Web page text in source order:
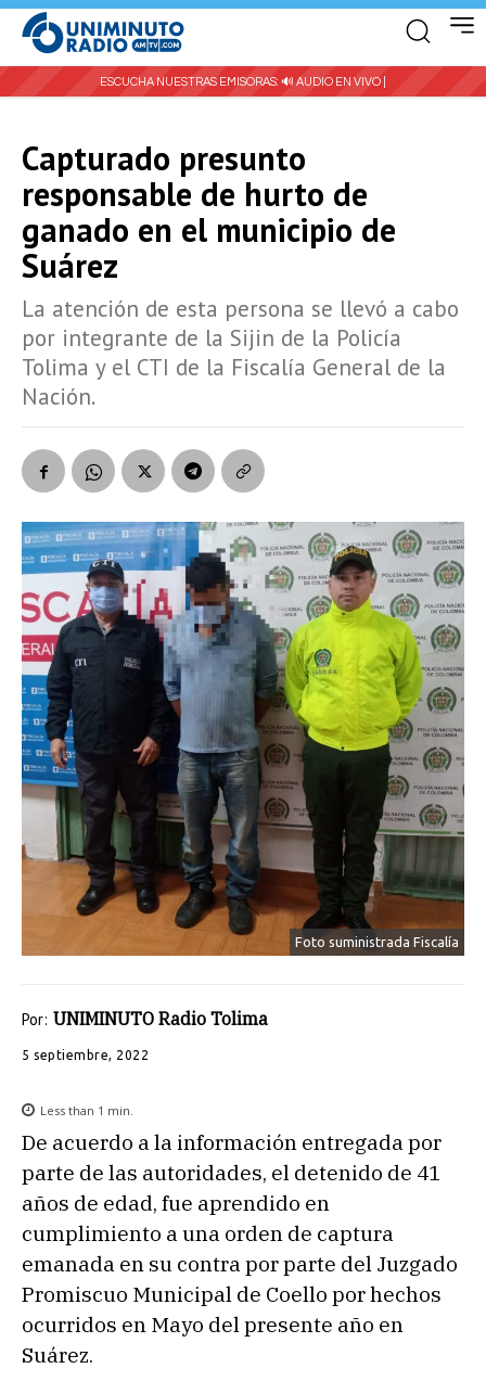
ESCUCHA NUESTRAS EMISORAS: 🔊 AUDIO EN VIVO |
Capturado presunto
responsable de hurto de
ganado en el municipio de
Suárez
La atención de esta persona se llevó a cabo
por integrante de la Sijin de la Policía
Tolima y el CTI de la Fiscalía General de la
Nación.
Foto suministrada Fiscalía
Por: UNIMINUTO Radio Tolima
5 septiembre, 2022
Less than 1 min.
De acuerdo a la información entregada por
parte de las autoridades, el detenido de 41
años de edad, fue aprendido en
cumplimiento a una orden de captura
emanada en su contra por parte del Juzgado
Promiscuo Municipal de Coello por hechos
ocurridos en Mayo del presente año en
Suárez.